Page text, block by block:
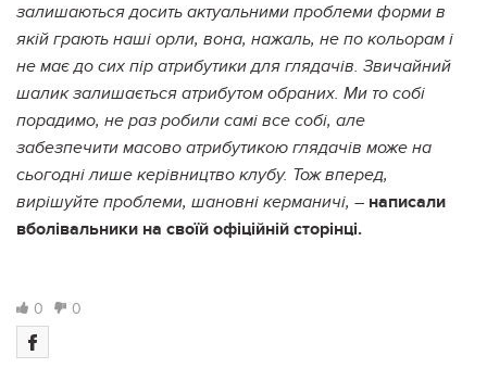
залишаються досить актуальними проблеми форми в
якій грають наші орли, вона, нажаль, не по кольорам і
не має до сих пір атрибутики для глядачів. Звичайний
шалик залишається атрибутом обраних. Ми то собі
порадимо, не раз робили самі все собі, але
забезпечити масово атрибутикою глядачів може на
сьогодні лише керівництво клубу. Тож вперед,
вирішуйте проблеми, шановні керманичі, – написали
вболівальники на своїй офіційній сторінці.
0 0